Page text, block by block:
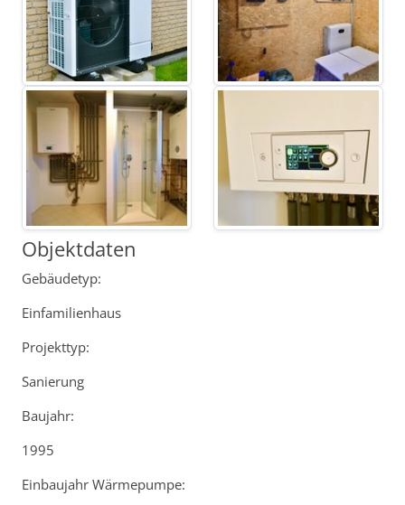
Objektdaten
Gebäudetyp:
Einfamilienhaus
Projekttyp:
Sanierung
Baujahr:
1995
Einbaujahr Wärmepumpe: